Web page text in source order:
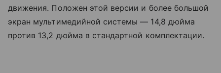
движения. Положен этой версии и более большой
экран мультимедийной системы — 14,8 дюйма
против 13,2 дюйма в стандартной комплектации.